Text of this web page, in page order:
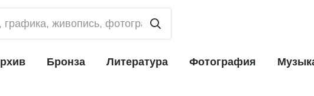
Бронза Литература Фотография